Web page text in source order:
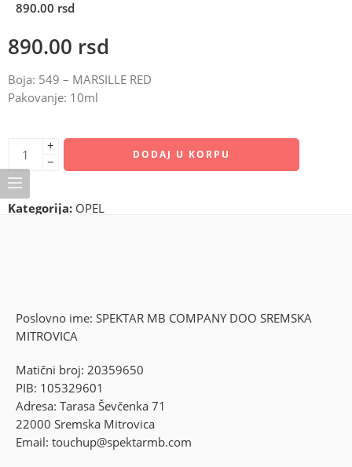
890.00 rsd
890.00 rsd
Boja: 549 – MARSILLE RED
Pakovanje: 10ml
+
−
DODAJ U KORPU
Kategorija: OPEL
Poslovno ime: SPEKTAR MB COMPANY DOO SREMSKA
MITROVICA
Matični broj: 20359650
PIB: 105329601
Adresa: Tarasa Ševčenka 71
22000 Sremska Mitrovica
Email: touchup@spektarmb.com